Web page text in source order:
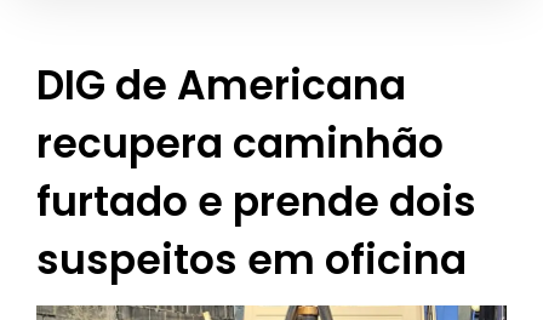
DIG de Americana
recupera caminhão
furtado e prende dois
suspeitos em oficina